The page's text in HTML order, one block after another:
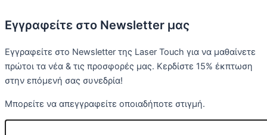
Εγγραφείτε στο Newsletter μας
Εγγραφείτε στο Newsletter της Laser Touch για να μαθαίνετε
πρώτοι τα νέα & τις προσφορές μας. Κερδίστε 15% έκπτωση
στην επόμενή σας συνεδρία!
Μπορείτε να απεγγραφείτε οποιαδήποτε στιγμή.